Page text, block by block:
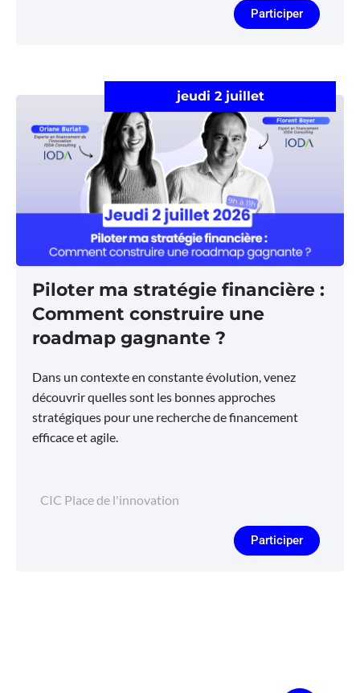
Participer
jeudi 2 juillet
Piloter ma stratégie financière :
Comment construire une
roadmap gagnante ?
Dans un contexte en constante évolution, venez
découvrir quelles sont les bonnes approches
stratégiques pour une recherche de financement
efficace et agile.
CIC Place de l'innovation
Participer